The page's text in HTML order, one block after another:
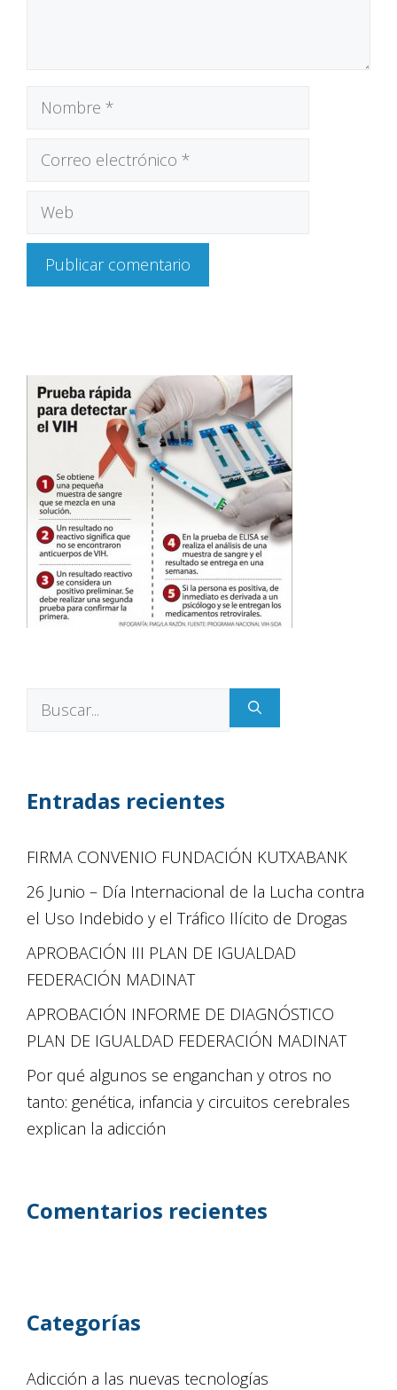
Entradas recientes
FIRMA CONVENIO FUNDACIÓN KUTXABANK
26 Junio – Día Internacional de la Lucha contra
el Uso Indebido y el Tráfico Ilícito de Drogas
APROBACIÓN III PLAN DE IGUALDAD
FEDERACIÓN MADINAT
APROBACIÓN INFORME DE DIAGNÓSTICO
PLAN DE IGUALDAD FEDERACIÓN MADINAT
Por qué algunos se enganchan y otros no
tanto: genética, infancia y circuitos cerebrales
explican la adicción
Comentarios recientes
Categorías
Adicción a las nuevas tecnologías